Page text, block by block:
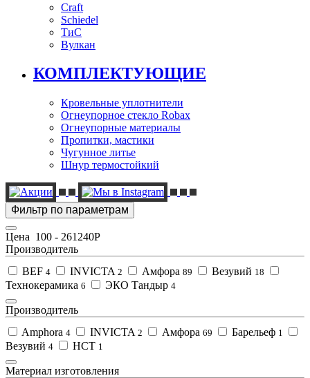
Craft
Schiedel
ТиС
Вулкан
КОМПЛЕКТУЮЩИЕ
Кровельные уплотнители
Огнеупорное стекло Robax
Огнеупорные материалы
Пропитки, мастики
Чугунное литье
Шнур термостойкий
Фильтр по параметрам
Цена 100 - 261240Р
Производитель
BEF 4 INVICTA 2 Амфора 89 Везувий 18
Технокерамика 6 ЭКО Тандыр 4
Производитель
Amphora 4 INVICTA 2 Амфора 69 Барельеф 1
Везувий 4 НСТ 1
Материал изготовления